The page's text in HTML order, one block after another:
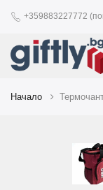
+359883227772
Начало